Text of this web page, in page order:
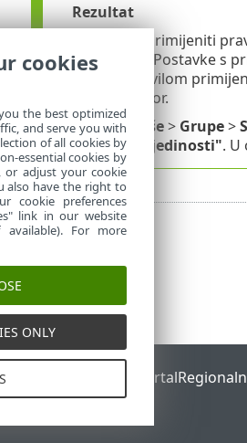
Rezultat
Prvo će se primijeniti
primijeni"
. Postavke s
drugim pravilom
administrator.
Idite na "Više> Grupe>
"Prikaži pojedinosti". U
forum ESET Status Portal
cookies
the best optimized
and serve you with
of all cookies by
essential cookies by
or adjust your cookie
also have the right to
cookie preferences
link in our website
For more
ONLY